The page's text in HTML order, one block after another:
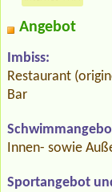
Angebot
Imbiss:
Restaurant
Bar
Innen- sowie
Sportangebot